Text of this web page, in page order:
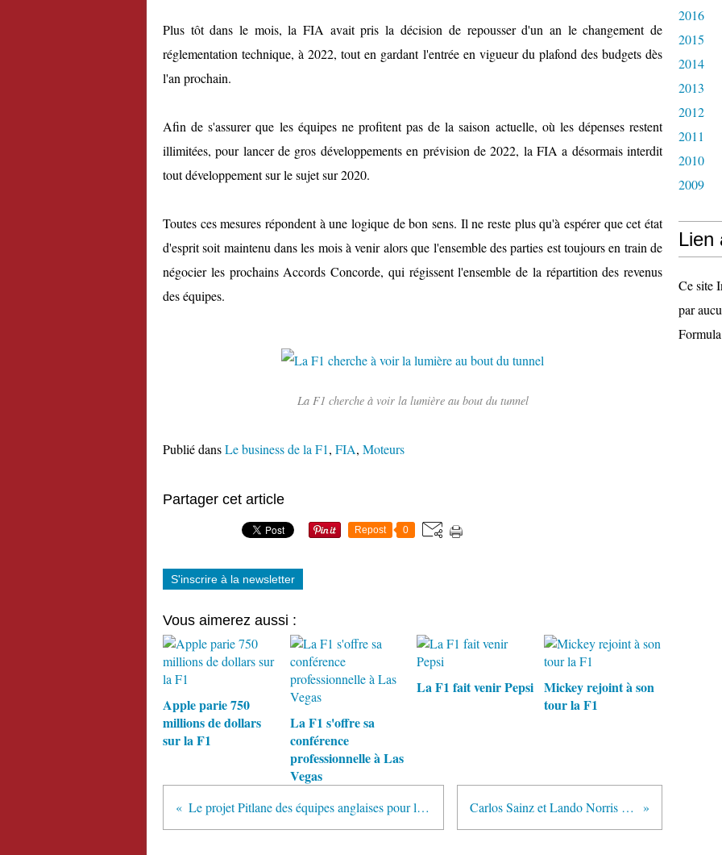
Plus tôt dans le mois, la FIA avait pris la décision de repousser d'un an le changement de
réglementation technique, à 2022, tout en gardant l'entrée en vigueur du plafond des budgets dès
l'an prochain.
Afin de s'assurer que les équipes ne profitent pas de la saison actuelle, où les dépenses restent
illimitées, pour lancer de gros développements en prévision de 2022, la FIA a désormais interdit
tout développement sur le sujet sur 2020.
Toutes ces mesures répondent à une logique de bon sens. Il ne reste plus qu'à espérer que cet état
d'esprit soit maintenu dans les mois à venir alors que l'ensemble des parties est toujours en train de
négocier les prochains Accords Concorde, qui régissent l'ensemble de la répartition des revenus
des équipes.
La F1 cherche à voir la lumière au bout du tunnel
Publié dansLe business de la F1, FIA, Moteurs
Partager cet article
Repost 0
S'inscrire à la newsletter
Vous aimerez aussi :
Apple parie 750
millions de dollars
sur la F1
La F1 s'offre sa
conférence
professionnelle à Las
Vegas
La F1 fait venir Pepsi Mickey rejoint à son
tour la F1
Le projet Pitlane des équipes anglaises pour lutter contre le coronavirus Carlos Sainz et Lando Norris baissent leur salaire
2016
2015
2014
2013
2012
2011
2010
2009
Lien
Ce site
par